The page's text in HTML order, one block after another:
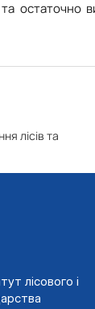
остаточно
лісів та
лісового і